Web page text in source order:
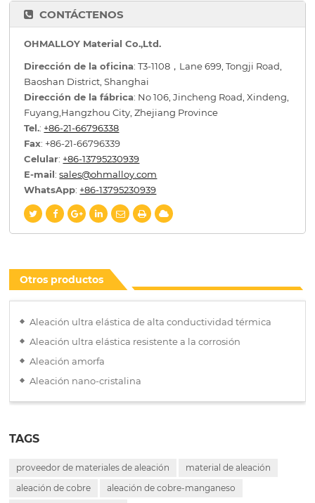
CONTÁCTENOS
OHMALLOY Material Co.,Ltd.
Dirección de la oficina: T3-1108，Lane 699, Tongji Road,
Baoshan District, Shanghai
Dirección de la fábrica: No 106, Jincheng Road, Xindeng,
Fuyang,Hangzhou City, Zhejiang Province
Tel.: +86-21-66796338
Fax: +86-21-66796339
Celular: +86-13795230939
E-mail:sales@ohmalloy.com
WhatsApp: +86-13795230939
Otros productos
Aleación ultra elástica de alta conductividad térmica
Aleación ultra elástica resistente a la corrosión
Aleación amorfa
Aleación nano-cristalina
TAGS
proveedor de materiales de aleación
material de aleación
aleación de cobre
aleación de cobre-manganeso